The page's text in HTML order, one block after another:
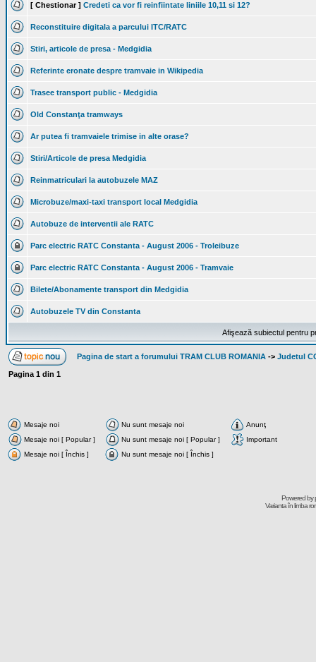
[ Chestionar ] Credeti ca vor fi reinfiintate liniile 10,11 si 12?
Reconstituire digitala a parcului ITC/RATC
Stiri, articole de presa - Medgidia
Referinte eronate despre tramvaie in Wikipedia
Trasee transport public - Medgidia
Old Constanţa tramways
Ar putea fi tramvaiele trimise in alte orase?
Stiri/Articole de presa Medgidia
Reinmatriculari la autobuzele MAZ
Microbuze/maxi-taxi transport local Medgidia
Autobuze de interventii ale RATC
Parc electric RATC Constanta - August 2006 - Troleibuze
Parc electric RATC Constanta - August 2006 - Tramvaie
Bilete/Abonamente transport din Medgidia
Autobuzele TV din Constanta
Afişează subiectul pentru
Pagina de start a forumului TRAM CLUB ROMANIA -> Judetul
Pagina 1 din 1
Mesaje noi Nu sunt mesaje noi
Anunţ
Mesaje noi [ Popular ]
Nu sunt mesaje noi [ Popular ]
Important
Mesaje noi [ Închis ]
Nu sunt mesaje noi [ Închis ]
Powered by
Varianta în limba